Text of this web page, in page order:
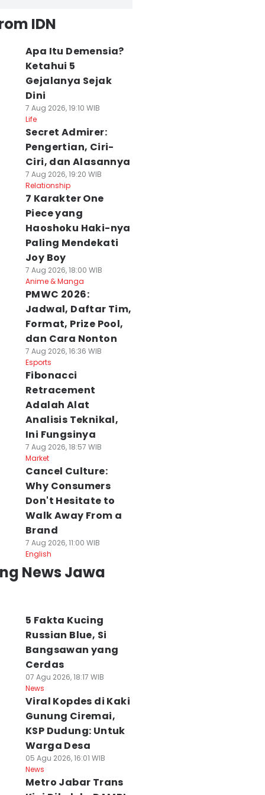
IDN
Apa Itu Demensia?
Ketahui 5
Gejalanya Sejak
Dini
7 Aug 2026, 19:10 WIB
Life
Secret Admirer:
Pengertian, Ciri-
Ciri, dan Alasannya
7 Aug 2026, 19:20 WIB
Relationship
7 Karakter One
Piece yang
Haoshoku Haki-nya
Paling Mendekati
Joy Boy
7 Aug 2026, 18:00 WIB
Anime & Manga
PMWC 2026:
Jadwal, Daftar Tim,
Format, Prize Pool,
dan Cara Nonton
7 Aug 2026, 16:36 WIB
Esports
Fibonacci
Retracement
Adalah Alat
Analisis Teknikal,
Ini Fungsinya
7 Aug 2026, 18:57 WIB
Market
Cancel Culture:
Why Consumers
Don't Hesitate to
Walk Away From a
Brand
7 Aug 2026, 11:00 WIB
English
News Jawa
5 Fakta Kucing
Russian Blue, Si
Bangsawan yang
Cerdas
07 Agu 2026, 18:17 WIB
News
Viral Kopdes di Kaki
Gunung Ciremai,
KSP Dudung: Untuk
Warga Desa
05 Agu 2026, 16:01 WIB
News
Metro Jabar Trans